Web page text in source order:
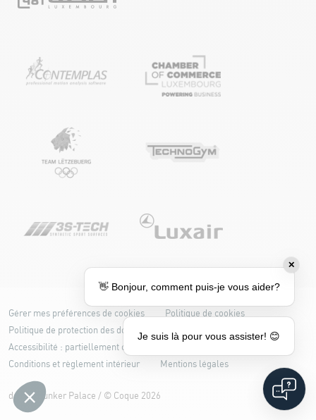
Gérer mes préférences de cookies
Politique de cookies
Politique de protection des données
Accessibilité : partiellement conforme
Conditions et règlement intérieur
Mentions légales
design Bunker Palace / © Coque 2026
✕
👋 Bonjour, comment puis-je vous aider?
Je suis là pour vous assister! 😊